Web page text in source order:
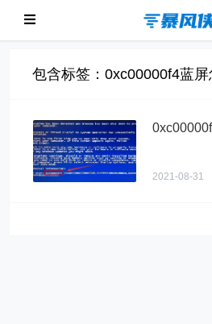
包含标签：0xc00000f4蓝
2021-08-31